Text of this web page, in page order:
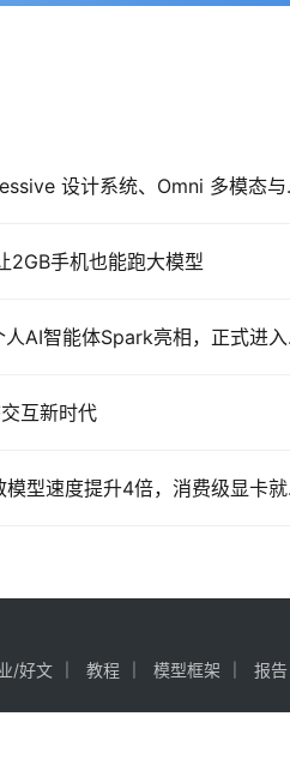
Google
手机也能跑大模型
谷歌I/
互新时代
/好文 教程 模型框架
报告